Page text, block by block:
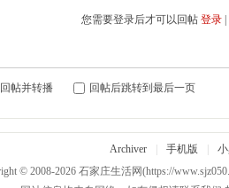
您需要登录后才可以回帖 登录
回帖并转播 回帖后跳转到最后一页
Archiver 手机版
© 2008-2026 石家庄生活网(https://